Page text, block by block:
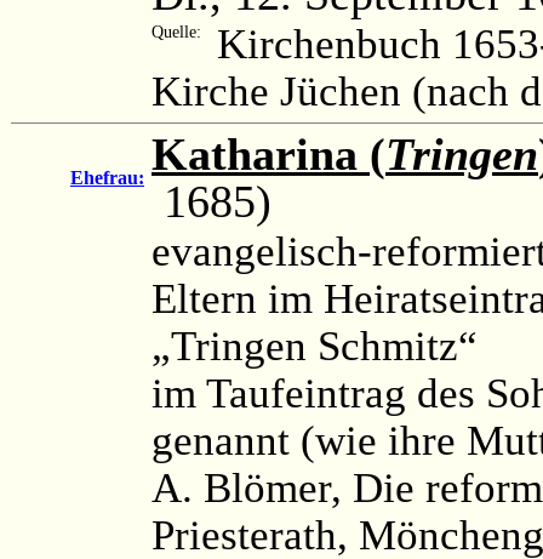
Quelle:
Kirchenbuch
Kirche Jüchen (nach
Ehefrau: Katharina (Tringen
1685)
evangelisch-
Eltern im
„Tringen Schmitz“
im Taufeintrag des
genannt (wie ihre
A. Blömer, Die
Priesterath,